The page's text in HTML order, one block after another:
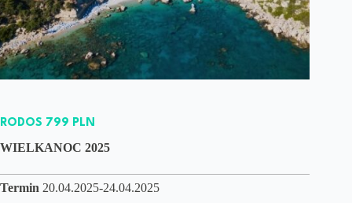
RODOS 799 PLN
WIELKANOC 2025
Termin 20.04.2025-24.04.2025